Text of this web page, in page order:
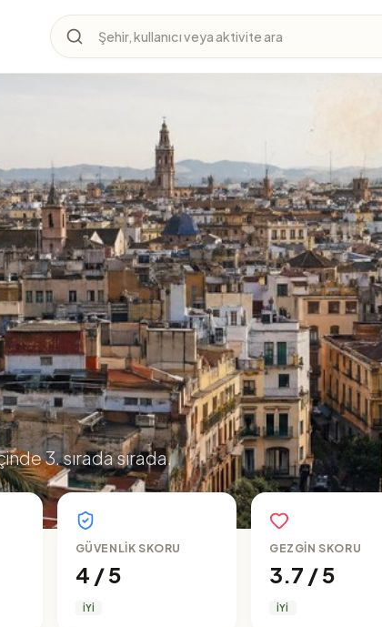
Şehir, kullanıcı veya aktivite ara
3. sırada sırada.
GÜVENLIK SKORU
4 / 5
İYI
GEZGIN SKORU
3.7 / 5
İYI